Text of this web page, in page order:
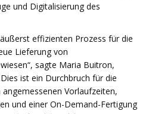
und Digitalisierung des
effizienten Prozess für die
Lieferung von
sagte Maria Buitron,
ist ein Durchbruch für die
Vorlaufzeiten,
und einer On-Demand-Fertigung